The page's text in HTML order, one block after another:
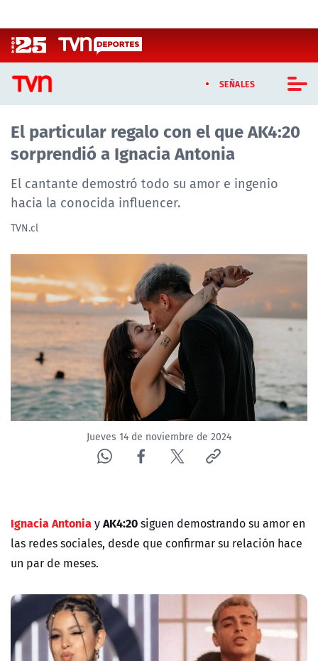
SEÑALES
CASTING MASTERCHEF CHILE
CASTING TVN VERTICAL
TVN VERTICAL
TVN PLAY
TELESERIES
ACTUALIDAD Y TENDENCIAS
CORPORATIVO Y TRANSPARENCIA
CANAL DE DENUNCIAS
El particular regalo con el que AK4:20
sorprendió a Ignacia Antonia
El cantante demostró todo su amor e ingenio
hacia la conocida influencer.
TVN.cl
Jueves 14 de noviembre de 2024
Ignacia AntoniayAK4:20siguen demostrando su amor en
las redes sociales, desde que confirmar su relación hace
un par de meses.